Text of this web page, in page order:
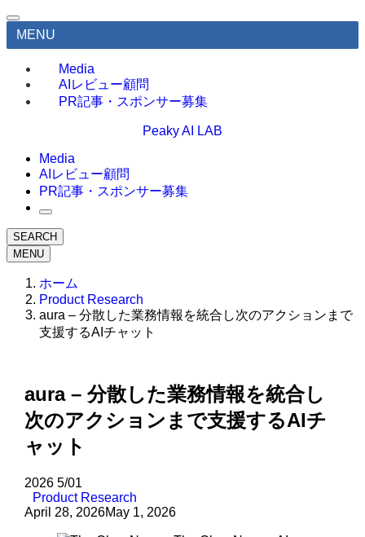
MENU
Media
AIレビュー顧問
PR記事・スポンサー募集
Peaky AI LAB
Media
AIレビュー顧問
PR記事・スポンサー募集
SEARCH
MENU
ホーム
Product Research
aura – 分散した業務情報を統合し次のアクションまで
支援するAIチャット
aura – 分散した業務情報を統合し
次のアクションまで支援するAIチ
ャット
2026 5/01
Product Research
April 28, 2026May 1, 2026